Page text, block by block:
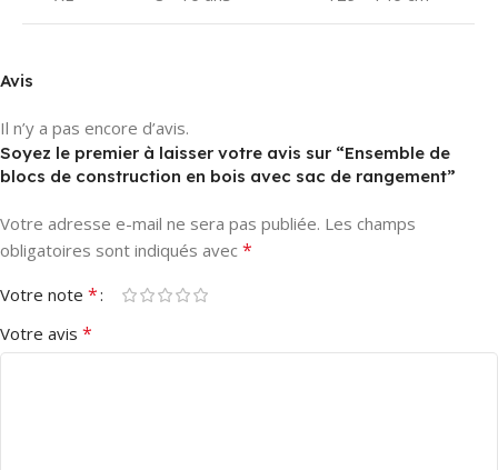
Avis
Il n’y a pas encore d’avis.
Soyez le premier à laisser votre avis sur “Ensemble de
blocs de construction en bois avec sac de rangement”
Votre adresse e-mail ne sera pas publiée. Les champs
obligatoires sont indiqués avec *
Votre note *
Votre avis *